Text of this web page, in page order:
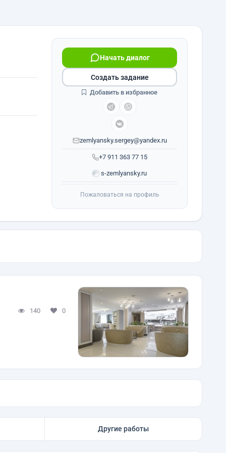
+7 911 363 77 15
Начать диалог
zemlyansky.sergey@yandex.ru
s-zemlyansky.ru
Создать задание
Добавить в избранное
Пожаловаться на профиль
140 0
Другие работы